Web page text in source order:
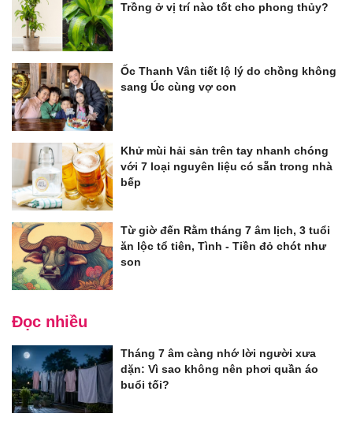
Trồng ở vị trí nào tốt cho phong thủy?
Ốc Thanh Vân tiết lộ lý do chồng không
sang Úc cùng vợ con
Khử mùi hải sản trên tay nhanh chóng
với 7 loại nguyên liệu có sẵn trong nhà
bếp
Từ giờ đến Rằm tháng 7 âm lịch, 3 tuổi
ăn lộc tổ tiên, Tình - Tiền đỏ chót như
son
Đọc nhiều
Tháng 7 âm càng nhớ lời người xưa
dặn: Vì sao không nên phơi quần áo
buổi tối?